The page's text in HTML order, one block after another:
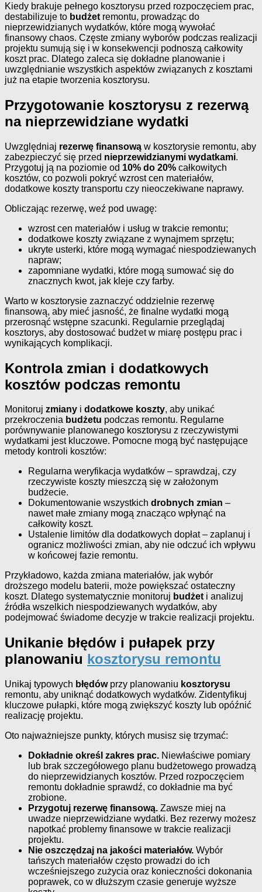
Kiedy brakuje pełnego kosztorysu przed rozpoczęciem prac,
destabilizuje to budżet remontu, prowadząc do
nieprzewidzianych wydatków, które mogą wywołać
finansowy chaos. Częste zmiany wyborów podczas realizacji
projektu sumują się i w konsekwencji podnoszą całkowity
koszt prac. Dlatego zaleca się dokładne planowanie i
uwzględnianie wszystkich aspektów związanych z kosztami
już na etapie tworzenia kosztorysu.
Przygotowanie kosztorysu z rezerwą
na nieprzewidziane wydatki
Uwzględniaj rezerwę finansową w kosztorysie remontu, aby
zabezpieczyć się przed nieprzewidzianymi wydatkami.
Przygotuj ją na poziomie od 10% do 20% całkowitych
kosztów, co pozwoli pokryć wzrost cen materiałów,
dodatkowe koszty transportu czy nieoczekiwane naprawy.
Obliczając rezerwę, weź pod uwagę:
wzrost cen materiałów i usług w trakcie remontu;
dodatkowe koszty związane z wynajmem sprzętu;
ukryte usterki, które mogą wymagać niespodziewanych
napraw;
zapomniane wydatki, które mogą sumować się do
znacznych kwot, jak kleje czy farby.
Warto w kosztorysie zaznaczyć oddzielnie rezerwę
finansową, aby mieć jasność, że finalne wydatki mogą
przerosnąć wstępne szacunki. Regularnie przeglądaj
kosztorys, aby dostosować budżet w miarę postępu prac i
wynikających komplikacji.
Kontrola zmian i dodatkowych
kosztów podczas remontu
Monitoruj zmiany i dodatkowe koszty, aby unikać
przekroczenia budżetu podczas remontu. Regularne
porównywanie planowanego kosztorysu z rzeczywistymi
wydatkami jest kluczowe. Pomocne mogą być następujące
metody kontroli kosztów:
Regularna weryfikacja wydatków – sprawdzaj, czy
rzeczywiste koszty mieszczą się w założonym
budżecie.
Dokumentowanie wszystkich drobnych zmian –
nawet małe zmiany mogą znacząco wpłynąć na
całkowity koszt.
Ustalenie limitów dla dodatkowych dopłat – zaplanuj i
ogranicz możliwości zmian, aby nie odczuć ich wpływu
w końcowej fazie remontu.
Przykładowo, każda zmiana materiałów, jak wybór
droższego modelu baterii, może powiększać ostateczny
koszt. Dlatego systematycznie monitoruj budżeti analizuj
źródła wszelkich niespodziewanych wydatków, aby
podejmować świadome decyzje w trakcie realizacji projektu.
Unikanie błędów i pułapek przy
planowaniu kosztorysu remontu
Unikaj typowych błędówprzy planowaniu kosztorysu
remontu, aby uniknąć dodatkowych wydatków. Zidentyfikuj
kluczowe pułapki, które mogą zwiększyć koszty lub opóźnić
realizację projektu.
Oto najważniejsze punkty, których musisz się trzymać:
Dokładnie określ zakres prac. Niewłaściwe pomiary
lub brak szczegółowego planu budżetowego prowadzą
do nieprzewidzianych kosztów. Przed rozpoczęciem
remontu dokładnie sprawdź, co dokładnie ma być
zrobione.
Przygotuj rezerwę finansową. Zawsze miej na
uwadze nieprzewidziane wydatki. Bez rezerwy możesz
napotkać problemy finansowe w trakcie realizacji
projektu.
Nie oszczędzaj na jakości materiałów. Wybór
tańszych materiałów często prowadzi do ich
wcześniejszego zużycia oraz konieczności dokonania
poprawek, co w dłuższym czasie generuje wyższe